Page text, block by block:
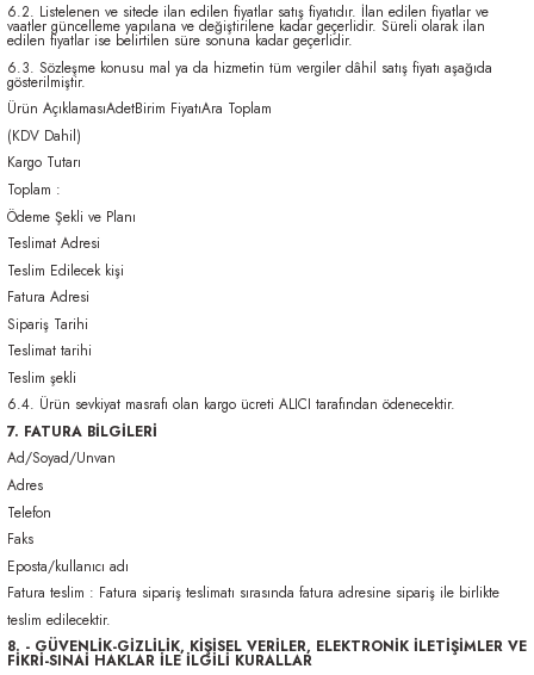
6.2. Listelenen ve sitede ilan edilen fiyatlar satış fiyatıdır. İlan edilen fiyatlar ve
vaatler güncelleme yapılana ve değiştirilene kadar geçerlidir. Süreli olarak ilan
edilen fiyatlar ise belirtilen süre sonuna kadar geçerlidir.
6.3. Sözleşme konusu mal ya da hizmetin tüm vergiler dâhil satış fiyatı aşağıda
gösterilmiştir.
Ürün AçıklamasıAdetBirim FiyatıAra Toplam
(KDV Dahil)
Kargo Tutarı
Toplam :
Ödeme Şekli ve Planı
Teslimat Adresi
Teslim Edilecek kişi
Fatura Adresi
Sipariş Tarihi
Teslimat tarihi
Teslim şekli
6.4. Ürün sevkiyat masrafı olan kargo ücreti ALICI tarafından ödenecektir.
7. FATURA BİLGİLERİ
Ad/Soyad/Unvan
Adres
Telefon
Faks
Eposta/kullanıcı adı
Fatura teslim : Fatura sipariş teslimatı sırasında fatura adresine sipariş ile birlikte
teslim edilecektir.
8. - GÜVENLİK-GİZLİLİK, KİŞİSEL VERİLER, ELEKTRONİK İLETİŞİMLER VE
FİKRİ-SINAİ HAKLAR İLE İLGİLİ KURALLAR